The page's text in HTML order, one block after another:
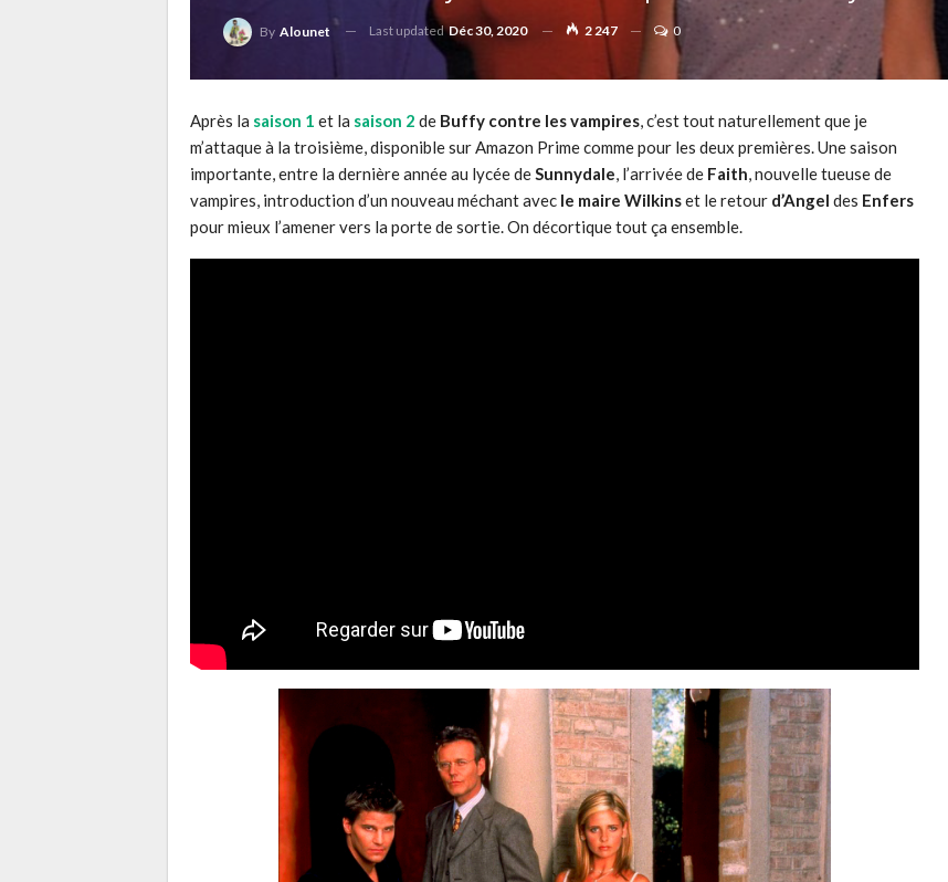
By Alounet Last updatedDéc 30, 2020 2 247 0
Après la saison 1 et la saison 2 de Buffy contre les vampires, c’est tout naturellement que je
m’attaque à la troisième, disponible sur Amazon Prime comme pour les deux premières. Une saison
importante, entre la dernière année au lycée deSunnydale, l’arrivée de Faith, nouvelle tueuse de
vampires, introduction d’un nouveau méchant avec le maire Wilkinset le retour d’Angel des Enfers
pour mieux l’amener vers la porte de sortie. On décortique tout ça ensemble.